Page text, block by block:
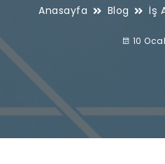
Anasayfa Blog İş
10